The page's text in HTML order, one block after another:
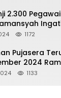
2.300
Baru
1172
Pujasera
2024
1133